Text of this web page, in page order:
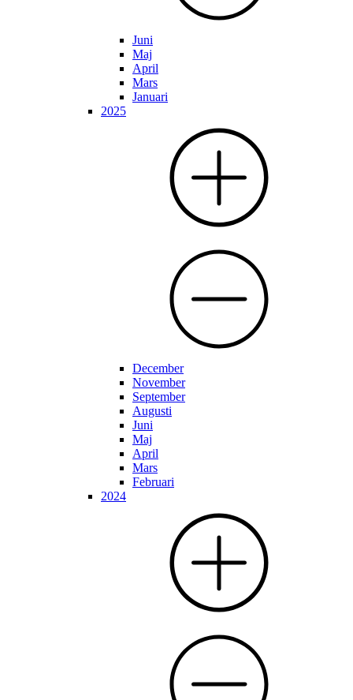
Juni
Maj
April
Mars
Januari
2025
December
November
September
Augusti
Juni
Maj
April
Mars
Februari
2024